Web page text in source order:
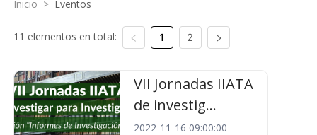
Inicio > Eventos
11 elementos en total: 1 2
VII Jornadas IIATA
de investig...
2022-11-16 09:00:00